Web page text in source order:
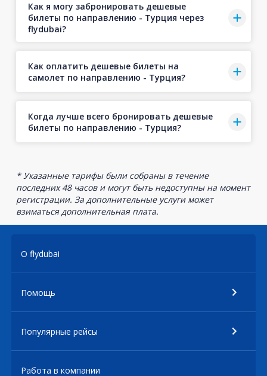
Как я могу забронировать дешевые
билеты по направлению - Турция через
flydubai?
Как оплатить дешевые билеты на
самолет по направлению - Турция?
Когда лучше всего бронировать дешевые
билеты по направлению - Турция?
* Указанные тарифы были собраны в течение
последних 48 часов и могут быть недоступны на момент
регистрации. За дополнительные услуги может
взиматься дополнительная плата.
О flydubai
Помощь
Популярные рейсы
Работа в компании